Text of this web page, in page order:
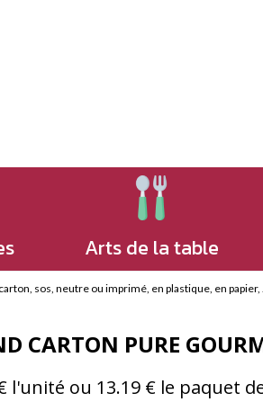
Arts de la table
sos, neutre ou imprimé, en plastique, en papier, ...
CARTON PURE
l'unité ou 13.19 € le paquet